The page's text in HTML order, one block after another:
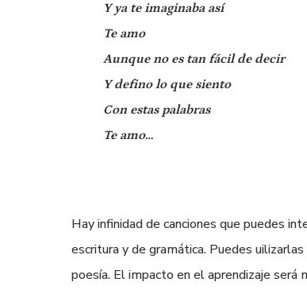
Y ya te imaginaba así
Te amo
Aunque no es tan fácil de decir
Y defino lo que siento
Con estas palabras
Te amo…
Hay infinidad de canciones que puedes
escritura y de gramática. Puedes
poesía. El impacto en el aprendizaje será